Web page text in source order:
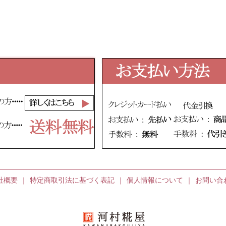
概要 ｜ 特定商取引法に基づく表記 ｜ 個人情報について ｜ お問い合